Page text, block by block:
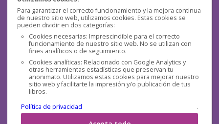
Para garantizar el correcto funcionamiento y la mejora continua
de nuestro sitio web, utilizamos cookies. Estas cookies se
pueden dividir en dos categorías:
Cookies necesarias: Imprescindible para el correcto
funcionamiento de nuestro sitio web. No se utilizan con
fines analíticos o de seguimiento.
Cookies analíticas: Relacionado con Google Analytics y
otras herramientas estadísticas que preservan tu
anonimato. Utilizamos estas cookies para mejorar nuestro
sitio web y facilitarte la impresión y/o publicación de tus
libros.
Política de privacidad
.
Seguridad
Redes sociales